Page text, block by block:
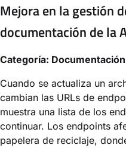
Mejora en la gestión
documentación de la
Categoría:
Cuando se actualiza un
cambian las URLs de
muestra una lista de los
continuar. Los endpoints
papelera de reciclaje,